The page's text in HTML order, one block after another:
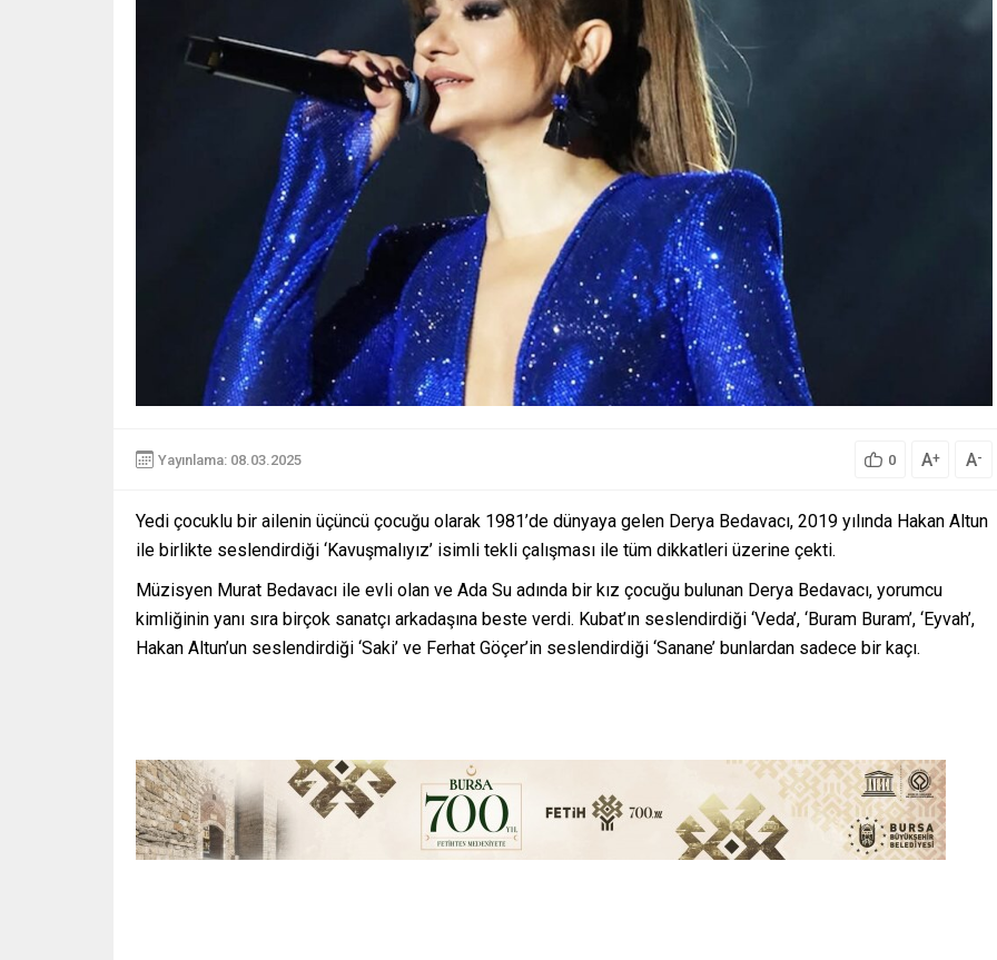
Yayınlama: 08.03.2025 0 A+ A-
Yedi çocuklu bir ailenin üçüncü çocuğu olarak 1981’de dünyaya gelen Derya Bedavacı, 2019 yılında Hakan Altun
ile birlikte seslendirdiği ‘Kavuşmalıyız’ isimli tekli çalışması ile tüm dikkatleri üzerine çekti.
Müzisyen Murat Bedavacı ile evli olan ve Ada Su adında bir kız çocuğu bulunan Derya Bedavacı, yorumcu
kimliğinin yanı sıra birçok sanatçı arkadaşına beste verdi. Kubat’ın seslendirdiği ‘Veda’, ‘Buram Buram’, ‘Eyvah’,
Hakan Altun’un seslendirdiği ‘Saki’ ve Ferhat Göçer’in seslendirdiği ‘Sanane’ bunlardan sadece bir kaçı.